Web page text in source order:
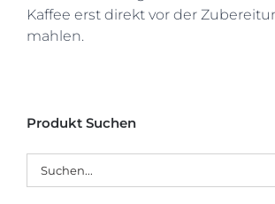
Produkt Suchen
Kaffee erst direkt vor der
mahlen.